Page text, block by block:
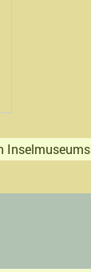
Inselmuseums